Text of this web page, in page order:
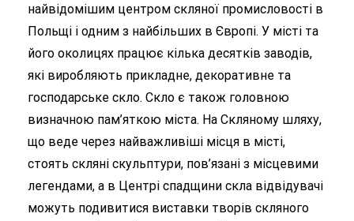
найвідомішим центром скляної промисловості в
Польщі і одним з найбільших в Європі. У місті та
його околицях працює кілька десятків заводів,
які виробляють прикладне, декоративне та
господарське скло. Скло є також головною
визначною пам’яткою міста. На Скляному шляху,
що веде через найважливіші місця в місті,
стоять скляні скульптури, пов’язані з місцевими
легендами, а в Центрі спадщини скла відвідувачі
можуть подивитися виставки творів скляного